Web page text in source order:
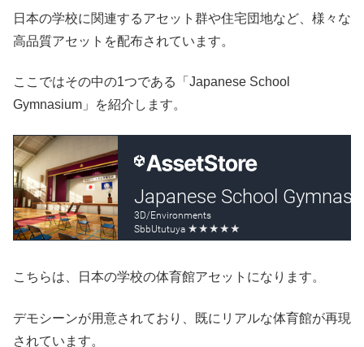
日本の学校に関連するアセット群や住宅団地など、様々な
高品質アセットを配布されています。
ここではその中の1つである「Japanese School
Gymnasium」を紹介します。
こちらは、日本の学校の体育館アセットになります。
デモシーンが用意されており、既にリアルな体育館が再現
されています。